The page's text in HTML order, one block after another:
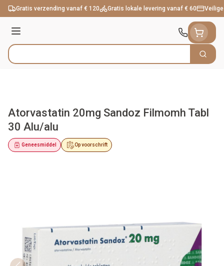
Ga naar de inhoud
Gratis verzending vanaf € 120 Gratis lokale levering vanaf € 60
Menu
Product, merk, categorie... Zoek
Atorvastatin 20mg Sandoz Filmomh Tabl
30 Alu/alu
Op voorschrift
Geneesmiddel